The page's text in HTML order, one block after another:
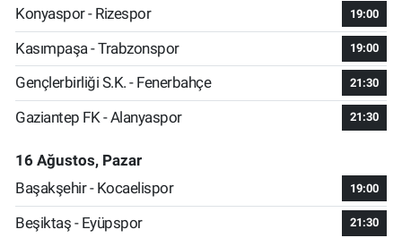
Konyaspor - Rizespor
19:00
Kasımpaşa - Trabzonspor 19:00
Gençlerbirliği S.K. - Fenerbahçe 21:30
Gaziantep FK - Alanyaspor 21:30
16 Ağustos, Pazar
Başakşehir - Kocaelispor
19:00
Beşiktaş - Eyüpspor 21:30